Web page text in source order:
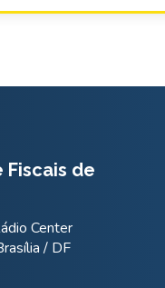
Fiscais de
Center
/ DF